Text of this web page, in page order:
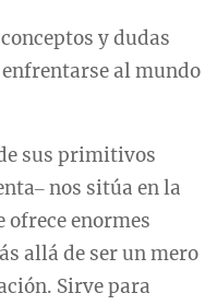
y dudas
al mundo
sus primitivos
nos sitúa en la
ofrece enormes
allá de ser un mero
Sirve para